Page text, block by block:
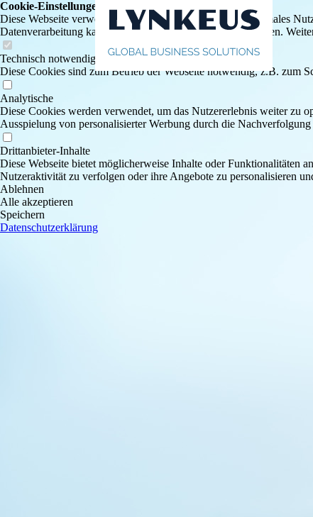
Cookie-Einstellungen
Diese Webseite verwendet Cookies, um Besuchern ein optimales
Datenverarbeitung kann dann auch in einem Drittland erfolgen.
Technisch notwendige
Diese Cookies sind zum Betrieb der Webseite notwendig, z.B. zum
Analytische
Diese Cookies werden verwendet, um das Nutzererlebnis weiter zu
Ausspielung von personalisierter Werbung durch die
Drittanbieter-Inhalte
Diese Webseite bietet möglicherweise Inhalte oder Funktionalitäten
Nutzeraktivität zu verfolgen oder ihre Angebote zu personalisieren
Ablehnen
Alle akzeptieren
Speichern
Datenschutzerklärung